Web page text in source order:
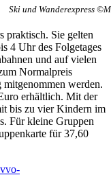
Ski und Wanderexpress
praktisch. Sie gelten
4 Uhr des Folgetages
und auf vielen
Normalpreis
werden.
erhältlich. Mit der
bis zu vier Kindern im
Für kleine Gruppen
für 37,60